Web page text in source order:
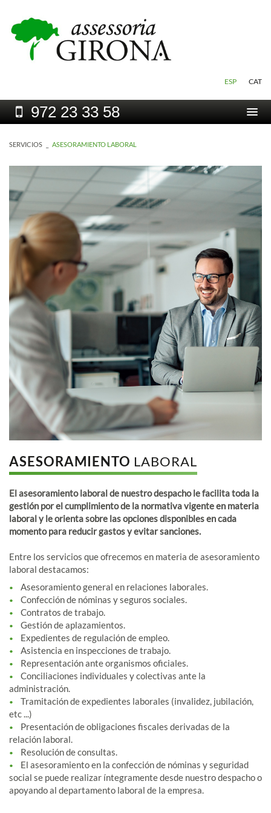
ESP CAT
972 23 33 58
SERVICIOS ASESORAMIENTO LABORAL
ASESORAMIENTO LABORAL
El asesoramiento laboral de nuestro despacho le facilita toda la
gestión por el cumplimiento de la normativa vigente en materia
laboral y le orienta sobre las opciones disponibles en cada
momento para reducir gastos y evitar sanciones.
Entre los servicios que ofrecemos en materia de asesoramiento
laboral destacamos:
Asesoramiento general en relaciones laborales.
Confección de nóminas y seguros sociales.
Contratos de trabajo.
Gestión de aplazamientos.
Expedientes de regulación de empleo.
Asistencia en inspecciones de trabajo.
Representación ante organismos oficiales.
Conciliaciones individuales y colectivas ante la
administración.
Tramitación de expedientes laborales (invalidez, jubilación,
etc ...)
Presentación de obligaciones fiscales derivadas de la
relación laboral.
Resolución de consultas.
El asesoramiento en la confección de nóminas y seguridad
social se puede realizar íntegramente desde nuestro despacho o
apoyando al departamento laboral de la empresa.